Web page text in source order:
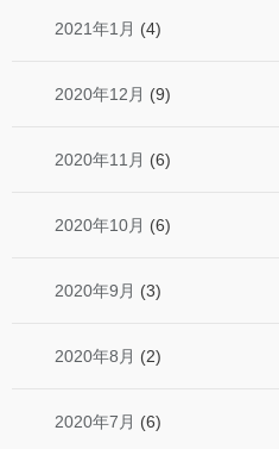
2021年1月 (4)
2020年12月 (9)
2020年11月 (6)
2020年10月 (6)
2020年9月 (3)
2020年8月 (2)
2020年7月 (6)